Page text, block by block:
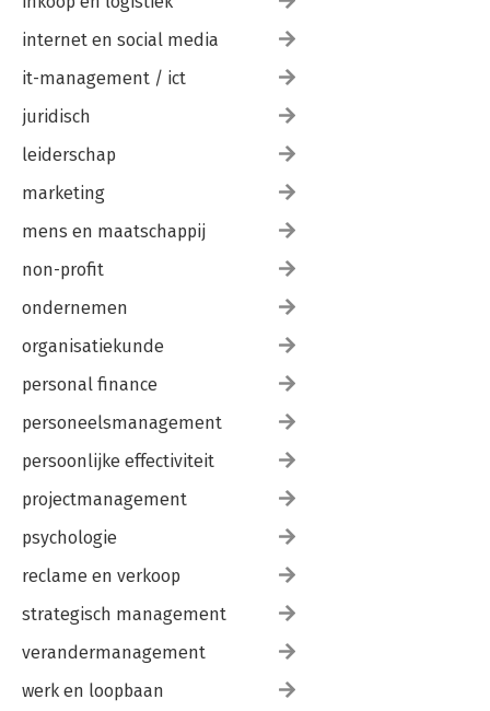
PART III Info and next steps in a nutshell 215
The WALLET and the MAGNET 216
How I can help you 218
Acknowledgements 219
internet en social media
it-management / ict
juridisch
leiderschap
marketing
mens en maatschappij
non-profit
ondernemen
organisatiekunde
personal finance
personeelsmanagement
persoonlijke effectiviteit
projectmanagement
psychologie
reclame en verkoop
strategisch management
verandermanagement
werk en loopbaan